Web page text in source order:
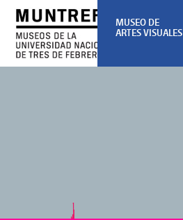
MUSEO DE
ARTES VISUALES